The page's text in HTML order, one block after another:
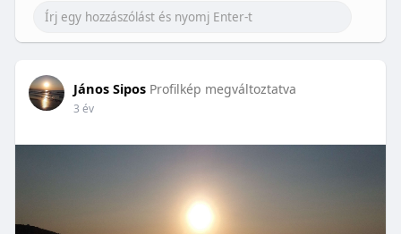
János Sipos Profilkép megváltoztatva
3 év